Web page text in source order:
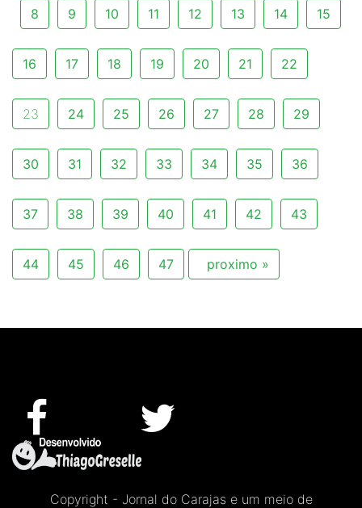
8 9 10 11 12 13 14 15
16 17 18 19 20 21 22
23 24 25 26 27 28 29
30 31 32 33 34 35 36
37 38 39 40 41 42 43
44 45 46 47 proximo »
Copyright - Jornal do Carajas e um meio de